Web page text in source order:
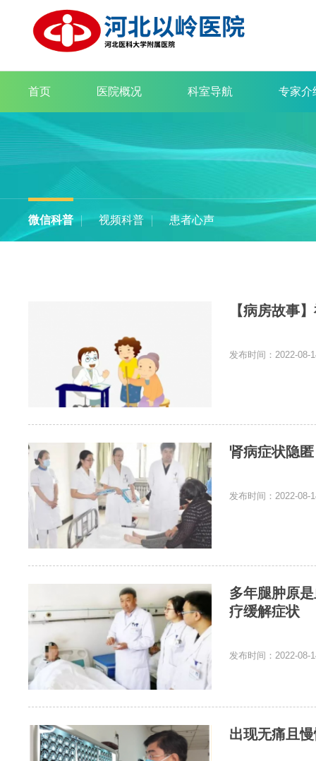
首页 医院概况 科室导航 专家介
微信科普 视频科普 患者心声
【病房故事
发布时间：2022-08-
肾病症状隐
发布时间：2022-08-
多年腿肿原
疗缓解症状
发布时间：2022-08-
出现无痛且